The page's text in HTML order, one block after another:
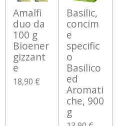
Amalfi
duo da
100 g
Bioener
gizzant
e
18,90 €
Basilic,
concim
e
specific
o
Basilico
ed
Aromati
che, 900
g